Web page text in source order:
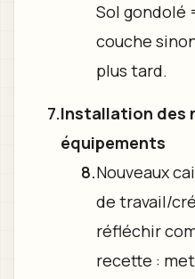
Sol gondolé
couche
plus tard.
Installation des
équipements
Nouveaux
de travail/
réfléchir
recette :